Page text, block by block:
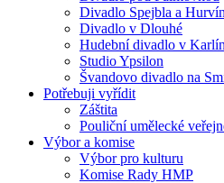
Divadlo Spejbla a
Divadlo v Dlouhé
Hudební divadlo v
Studio Ypsilon
Švandovo divadlo na
Potřebuji vyřídit
Záštita
Pouliční umělecké
Výbor a komise
Výbor pro kulturu
Komise Rady HMP